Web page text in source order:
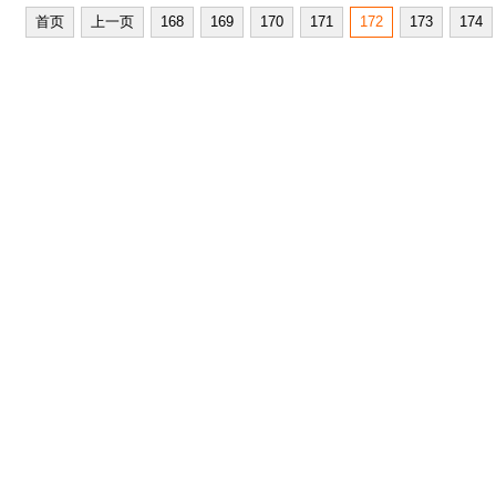
首页 上一页 168 169 170 171 172 173 174